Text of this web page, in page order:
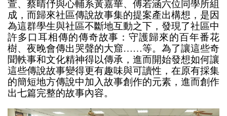
萱、蔡晴伃與心輔系黃嘉華、傅若涵六位同學所組
成，而歸來社區傳說故事集的提案產出構想，是因
為這群學生與社區不斷地互動之下，發現了社區中
許多口耳相傳的傳奇故事：守護歸來的百年番花
樹、夜晚會傳出哭聲的大窟……等。為了讓這些奇
聞軼事和文化精神得以傳承，進而開始發想如何讓
這些傳說故事變得更有趣味與可讀性，在原有採集
的簡短地方傳說中加入故事創作的元素，進而創作
出七篇完整的故事內容。